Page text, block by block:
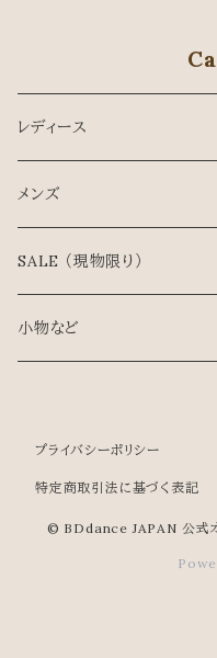
レディース
スタンダード
ラテン
ティーチャーズ
メンズ
スタンダード
ラテン
SALE （現物限り）
小物など
プライバシーポリシー
特定商取引法に基づく表記
© BDdance JAPAN 公式オン